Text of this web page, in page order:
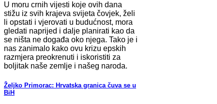
U moru crnih vijesti koje ovih dana
stižu iz svih krajeva svijeta čovjek, želi
li opstati i vjerovati u budućnost, mora
gledati naprijed i dalje planirati kao da
se ništa ne događa oko njega. Tako je i
nas zanimalo kako ovu krizu epskih
razmjera preokrenuti i iskoristiti za
boljitak naše zemlje i našeg naroda.
Željko Primorac: Hrvatska granica čuva se u
BiH